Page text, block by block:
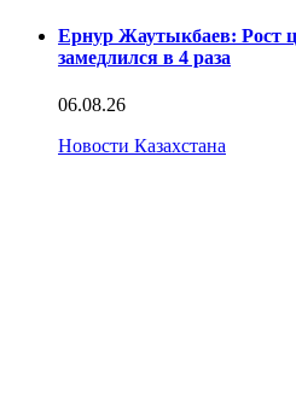
Ернур Жаутыкбаев: Рост
замедлился в 4 раза
06.08.26
Новости Казахстана